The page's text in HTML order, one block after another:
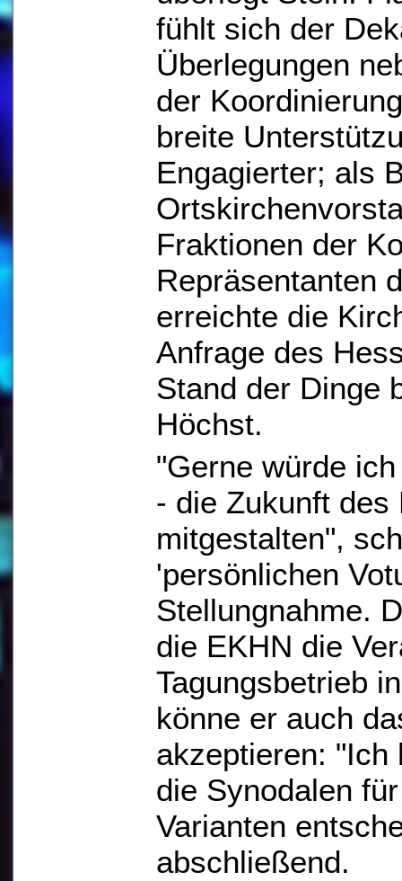
fühlt sich der
Überlegungen
der
breite
Engagierter; als
Fraktionen der
Repräsentanten
erreichte die
Anfrage des
Stand der Dinge
Höchst.
"Gerne würde
- die Zukunft
mitgestalten",
'persönlichen
Stellungnahme.
die EKHN die
Tagungsbetrieb
könne er auch
akzeptieren: "Ich
die Synodalen
Varianten
abschließend.